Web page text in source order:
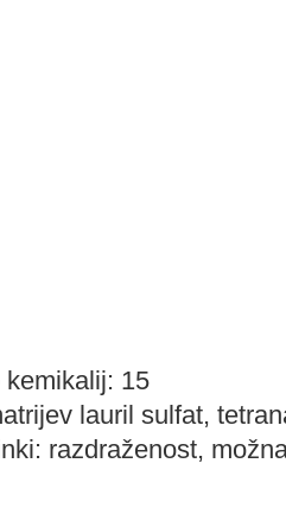
15
lauril sulfat,
razdraženost,